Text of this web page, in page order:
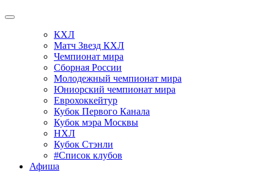
КХЛ
Матч Звезд КХЛ
Чемпионат мира
Сборная России
Молодежный чемпионат мира
Юниорский чемпионат мира
Еврохоккейтур
Кубок Первого Канала
Кубок мэра Москвы
НХЛ
Кубок Стэнли
#Список клубов
Афиша